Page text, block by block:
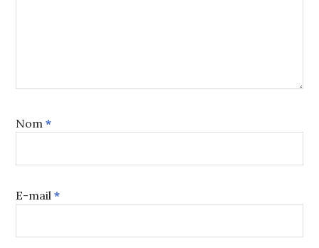
Nom*
E-mail*